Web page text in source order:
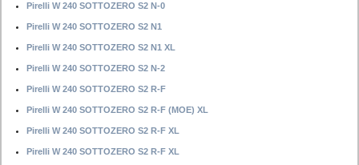
Pirelli W 240 SOTTOZERO S2 N-0
Pirelli W 240 SOTTOZERO S2 N1
Pirelli W 240 SOTTOZERO S2 N1 XL
Pirelli W 240 SOTTOZERO S2 N-2
Pirelli W 240 SOTTOZERO S2 R-F
Pirelli W 240 SOTTOZERO S2 R-F (MOE) XL
Pirelli W 240 SOTTOZERO S2 R-F XL
Pirelli W 240 SOTTOZERO S2 R-F XL